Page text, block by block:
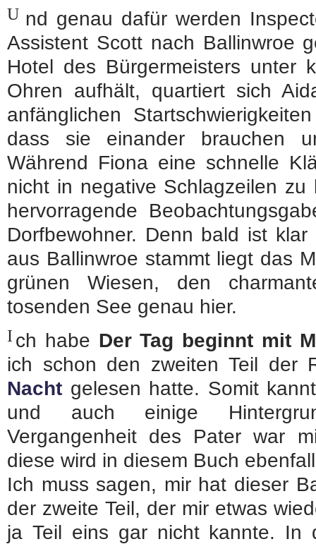
U nd genau dafür werden
Assistent Scott nach Ballinwroe
Hotel des Bürgermeisters unter
Ohren aufhält, quartiert sich
anfänglichen
dass sie einander brauchen
Während Fiona eine schnelle
nicht in negative Schlagzeilen
hervorragende
Dorfbewohner. Denn bald ist
aus Ballinwroe stammt liegt das
grünen Wiesen, den
tosenden See genau hier.
I ch habe Der Tag beginnt mit
ich schon den zweiten Teil der
Nacht gelesen hatte. Somit
und auch einige
Vergangenheit des Pater war
diese wird in diesem Buch
Ich muss sagen, mir hat dieser
der zweite Teil, der mir etwas
ja Teil eins gar nicht kannte. In